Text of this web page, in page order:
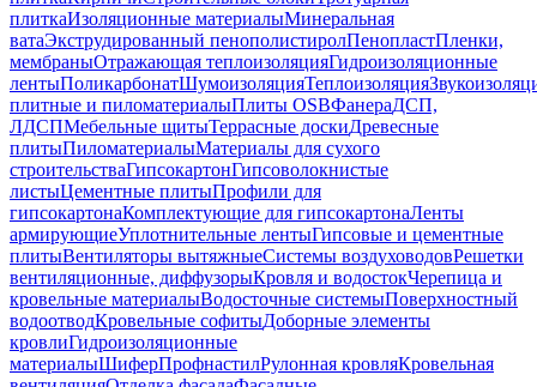
плиткаИзоляционные материалыМинеральная
ватаЭкструдированный пенополистиролПенопластПленки,
мембраныОтражающая теплоизоляцияГидроизоляционные
лентыПоликарбонатШумоизоляцияТеплоизоляция
плитные и пиломатериалыПлиты OSBФанераДСП,
ЛДСПМебельные щитыТеррасные доскиДревесные
плитыПиломатериалыМатериалы для сухого
строительстваГипсокартонГипсоволокнистые
листыЦементные плитыПрофили для
гипсокартонаКомплектующие для гипсокартонаЛенты
армирующиеУплотнительные лентыГипсовые и цементные
плитыВентиляторы вытяжныеСистемы воздуховодовРешетки
вентиляционные, диффузорыКровля и водостокЧерепица и
кровельные материалыВодосточные системыПоверхностный
водоотводКровельные софитыДоборные элементы
кровлиГидроизоляционные
материалыШиферПрофнастилРулонная кровляКровельная